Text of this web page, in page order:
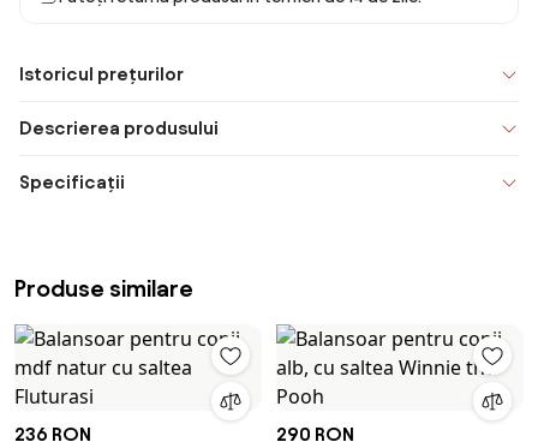
Istoricul prețurilor
Descrierea produsului
Specificații
Produse similare
236 RON 290 RON